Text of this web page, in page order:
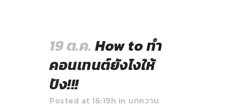
19 ต.ค. How to ทำ
คอนเทนต์ยังไงให้
ปัง!!!
Posted at 16:19h in บทความ